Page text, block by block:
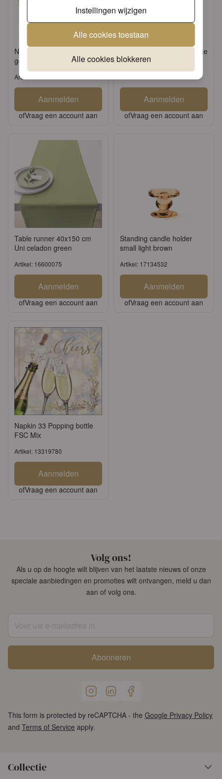
Instellingen wijzigen
Alle cookies toestaan
Alle cookies blokkeren
Napkin holder Branch big
gold
Artikel: 19402231
Aanmelden
ofVraag een account aan
Candle tapered champagne
Aanmelden
ofVraag een account aan
Table runner 40x150 cm
Uni celadon green
Artikel: 16600075
Aanmelden
ofVraag een account aan
Standing candle holder
small light brown
Artikel: 17134532
Aanmelden
ofVraag een account aan
Napkin 33 Popping bottle
FSC Mix
Artikel: 13319780
Aanmelden
ofVraag een account aan
Volg ons!
Als u op de hoogte wilt blijven van het laatste nieuws of onze
speciale aanbiedingen en promoties wilt ontvangen, meld u dan
aan of volg ons.
Abonneren
This form is protected by reCAPTCHA - the Google Privacy Policy
and Terms of Service apply.
Collectie